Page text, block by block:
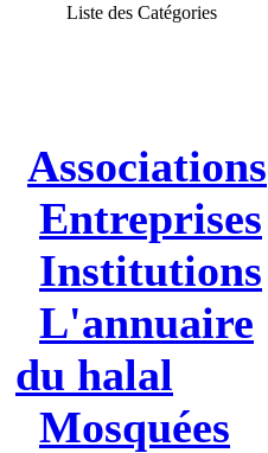
Liste des Catégories
Associations
Entreprises
Institutions
L'annuaire
du halal
Mosquées